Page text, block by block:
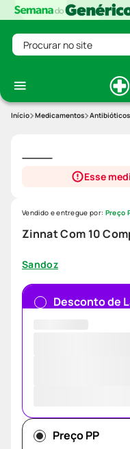
Procurar no site
Medicamentos Antibióticos
Esse
Zinnat Com 10
Sandoz
Vendido e entregue por: Preço
Desconto de
Preço PP